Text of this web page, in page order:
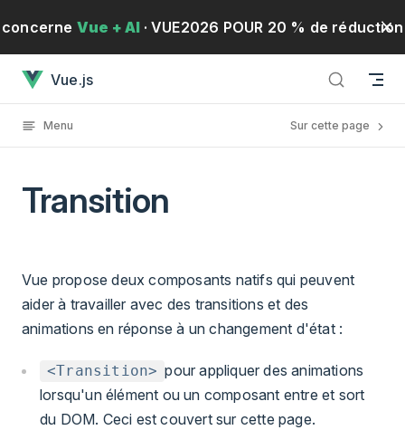
Passer au contenu
concerne Vue + AI · VUE2026 POUR 20 % de réduction
!· Du 19 au 21 mai 2026
Vue.js
Menu Sur cette page
Transition
Vue propose deux composants natifs qui peuvent
aider à travailler avec des transitions et des
animations en réponse à un changement d'état :
<Transition> pour appliquer des animations
lorsqu'un élément ou un composant entre et sort
du DOM. Ceci est couvert sur cette page.